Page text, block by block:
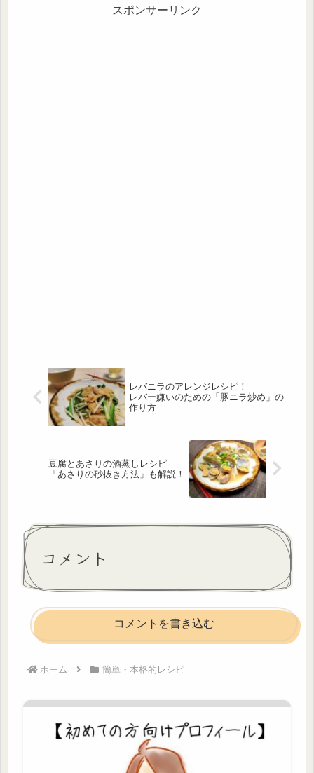
スポンサーリンク
レバニラのアレンジレシピ！
レバー嫌いのための「豚ニラ炒め」の
作り方
豆腐とあさりの酒蒸しレシピ
「あさりの砂抜き方法」も解説！
コメント
コメントを書き込む
ホーム 簡単・本格的レシピ